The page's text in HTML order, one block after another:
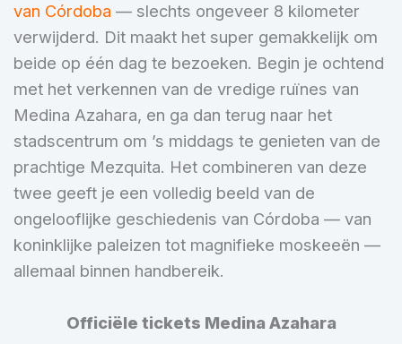
van Córdoba — slechts ongeveer 8 kilometer
verwijderd. Dit maakt het super gemakkelijk om
beide op één dag te bezoeken. Begin je ochtend
met het verkennen van de vredige ruïnes van
Medina Azahara, en ga dan terug naar het
stadscentrum om ’s middags te genieten van de
prachtige Mezquita. Het combineren van deze
twee geeft je een volledig beeld van de
ongelooflijke geschiedenis van Córdoba — van
koninklijke paleizen tot magnifieke moskeeën —
allemaal binnen handbereik.
Officiële tickets Medina Azahara